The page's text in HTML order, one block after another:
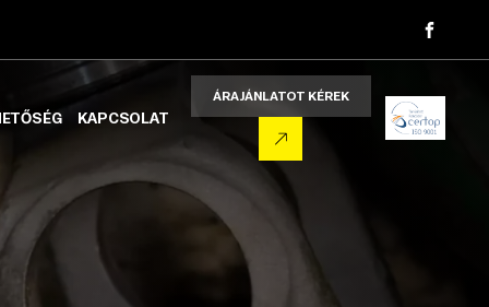
KAPCSOLAT
ÁRAJÁNLATOT KÉREK